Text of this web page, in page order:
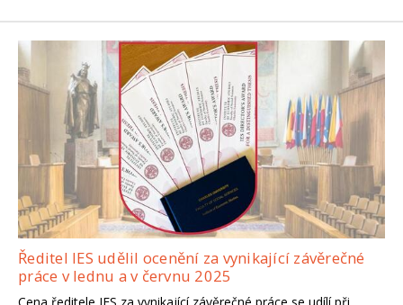
Ředitel IES udělil ocenění za vynikající závěrečné
práce v lednu a v červnu 2025
Cena ředitele IES za vynikající závěrečné práce se udílí při